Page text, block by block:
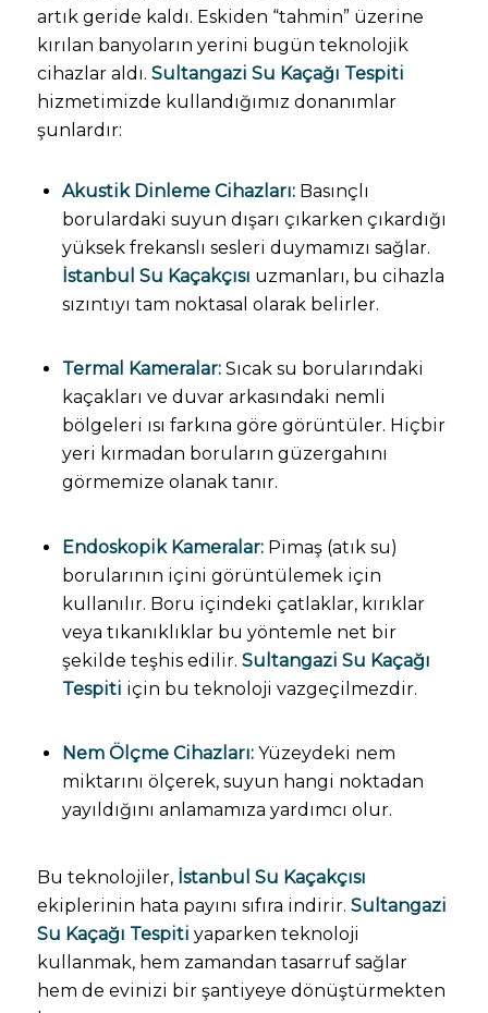
artık geride kaldı. Eskiden “tahmin” üzerine
kırılan banyoların yerini bugün teknolojik
cihazlar aldı. Sultangazi Su Kaçağı Tespiti
hizmetimizde kullandığımız donanımlar
şunlardır:
Akustik Dinleme Cihazları:Basınçlı
borulardaki suyun dışarı çıkarken çıkardığı
yüksek frekanslı sesleri duymamızı sağlar.
İstanbul Su Kaçakçısı uzmanları, bu cihazla
sızıntıyı tam noktasal olarak belirler.
Termal Kameralar:Sıcak su borularındaki
kaçakları ve duvar arkasındaki nemli
bölgeleri ısı farkına göre görüntüler. Hiçbir
yeri kırmadan boruların güzergahını
görmemize olanak tanır.
Endoskopik Kameralar:Pimaş (atık su)
borularının içini görüntülemek için
kullanılır. Boru içindeki çatlaklar, kırıklar
veya tıkanıklıklar bu yöntemle net bir
şekilde teşhis edilir. Sultangazi Su Kaçağı
Tespiti için bu teknoloji vazgeçilmezdir.
Nem Ölçme Cihazları:Yüzeydeki nem
miktarını ölçerek, suyun hangi noktadan
yayıldığını anlamamıza yardımcı olur.
Bu teknolojiler, İstanbul Su Kaçakçısı
ekiplerinin hata payını sıfıra indirir. Sultangazi
Su Kaçağı Tespiti yaparken teknoloji
kullanmak, hem zamandan tasarruf sağlar
hem de evinizi bir şantiyeye dönüştürmekten